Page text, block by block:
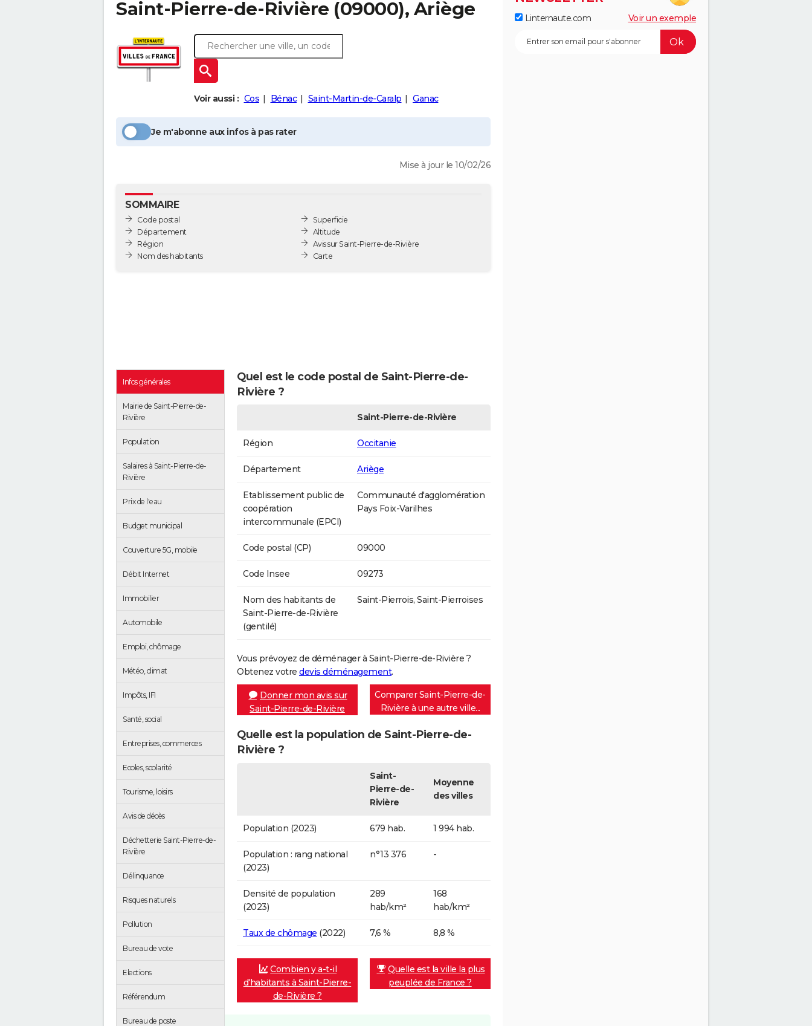
Saint-Pierre-de-Rivière (09000), Ariège
Voir aussi : Cos Bénac Saint-Martin-de-Caralp Ganac
Je m'abonne aux infos à pas rater
Mise à jour le 10/02/26
SOMMAIRE
Code postal
Département
Région
Nom des habitants
Superficie
Altitude
Avis sur Saint-Pierre-de-Rivière
Carte
Infos générales
Mairie de Saint-Pierre-de-
Rivière
Population
Salaires à Saint-Pierre-de-
Rivière
Prix de l'eau
Budget municipal
Couverture 5G, mobile
Débit Internet
Immobilier
Automobile
Emploi, chômage
Météo, climat
Impôts, IFI
Santé, social
Entreprises, commerces
Ecoles, scolarité
Tourisme, loisirs
Avis de décès
Déchetterie Saint-Pierre-de-
Rivière
Délinquance
Risques naturels
Pollution
Bureau de vote
Elections
Référendum
Bureau de poste
Quel est le code postal de Saint-Pierre-de-
Rivière ?
Saint-Pierre-de-Rivière
Région Occitanie
Département Ariège
Etablissement public de
coopération
intercommunale (EPCI)
Communauté d'agglomération
Pays Foix-Varilhes
Code postal (CP) 09000
Code Insee 09273
Nom des habitants de
Saint-Pierre-de-Rivière
(gentilé)
Saint-Pierrois, Saint-Pierroises
Vous prévoyez de déménager à Saint-Pierre-de-Rivière ?
Obtenez votre devis déménagement.
Donner mon avis sur
Saint-Pierre-de-Rivière
Comparer Saint-Pierre-de-
Rivière à une autre ville...
Quelle est la population de Saint-Pierre-de-
Rivière ?
Saint-
Pierre-de-
Rivière
Moyenne
des villes
Population (2023) 679 hab. 1 994 hab.
Population : rang national
(2023)
n°13 376 -
Densité de population
(2023)
289
hab/km²
168
hab/km²
Taux de chômage (2022) 7,6 % 8,8 %
Combien y a-t-il
d'habitants à Saint-Pierre-
de-Rivière ?
Quelle est la ville la plus
peuplée de France ?
Linternaute.com Voir un exemple